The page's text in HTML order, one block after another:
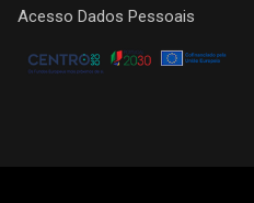
Acesso Dados Pessoais